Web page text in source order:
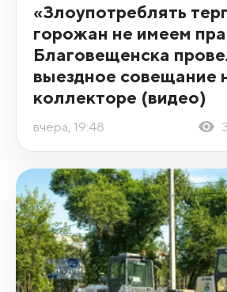
«Злоупотреблять
горожан не имеем
Благовещенска
выездное совещание
коллекторе (видео)
вчера, 19:48